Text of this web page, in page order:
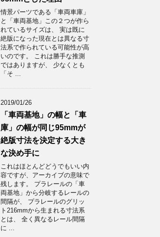
情景パーツである「車両車庫」
と「車両基地」この２つが作ら
れているサイズは、 実は既に
絶版になった現在とは異なる寸
法系で作られている可能性が高
いのです。 これは勝手な推測
ではありますが、 少なくとも
「そ ...
2019/01/26
「車両基地」の幅と「車
庫」の幅が同じ95mmが
絶版寸法を決定する大き
な決め手に
これはほとんどどうでもいい内
容ですが、アーカイブの意味で
残します。 プラレールの「車
両基地」から分岐するレールの
間隔が、 プラレールのグリッ
ト216mmから生まれる寸法系
とは、 全く異なるレール間隔
に ...